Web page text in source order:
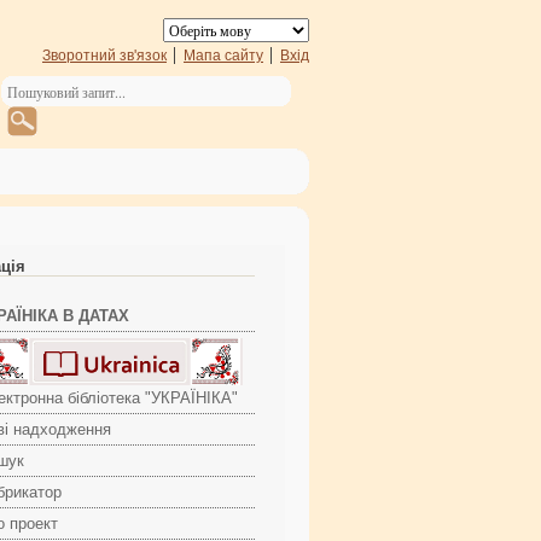
Зворотний зв'язок Мапа сайту Вхід
В ДАТАХ
бібліотека "УКРАЇНІКА"
надходження
проект